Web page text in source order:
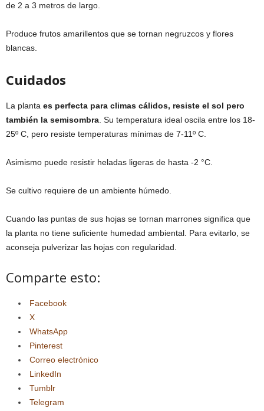
de 2 a 3 metros de largo.
Produce frutos amarillentos que se tornan negruzcos y flores
blancas.
Cuidados
La planta es perfecta para climas cálidos, resiste el sol pero
también la semisombra . Su temperatura ideal oscila entre los 18-
25º C, pero resiste temperaturas mínimas de 7-11º C.
Asimismo puede resistir heladas ligeras de hasta -2 °C.
Se cultivo requiere de un ambiente húmedo.
Cuando las puntas de sus hojas se tornan marrones significa que
la planta no tiene suficiente humedad ambiental. Para evitarlo, se
aconseja pulverizar las hojas con regularidad.
Comparte esto:
Facebook
X
WhatsApp
Pinterest
Correo electrónico
LinkedIn
Tumblr
Telegram